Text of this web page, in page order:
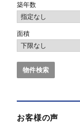
築年数
面積
お客様の声